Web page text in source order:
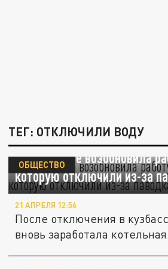
ТЕГ: ОТКЛЮЧИЛИ ВОДУ
В Таштаголе возобновила
которую отключили из-за
ОБЩЕСТВО
21 АПРЕЛЯ 12:56
После отключения в
вновь заработала котельная.